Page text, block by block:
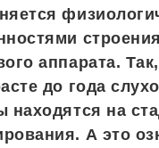
строения
аппарата.
до года
находятся на
А это